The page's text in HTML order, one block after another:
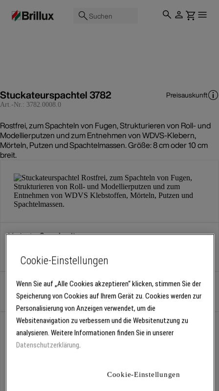
Suchen
Stuckateurspachtel 3782
Art.-Nr.: 3782.0008.0
Preisauskunft
Rostfrei, zum Spachteln von Fugen, Strukturieren von Roll- und
Modellierputzen und zum Entnehmen von WDVS-Klebern,
Mörteln, Putzen und Spachtelmassen. Größe: 8 cm oder 10 cm
breit.
Variante:8 cm breit
Stück
Abholung
Für Verfügbarkeiten bitteanmelden
Cookie-Einstellungen
Wenn Sie auf „Alle Cookies akzeptieren“ klicken, stimmen Sie der
Speicherung von Cookies auf Ihrem Gerät zu. Cookies werden zur
Personalisierung von Anzeigen verwendet, um die
Websitenavigation zu verbessern und die Websitenutzung zu
analysieren. Weitere Informationen finden Sie in unserer
Datenschutzerklärung.
Cookie-Einstellungen